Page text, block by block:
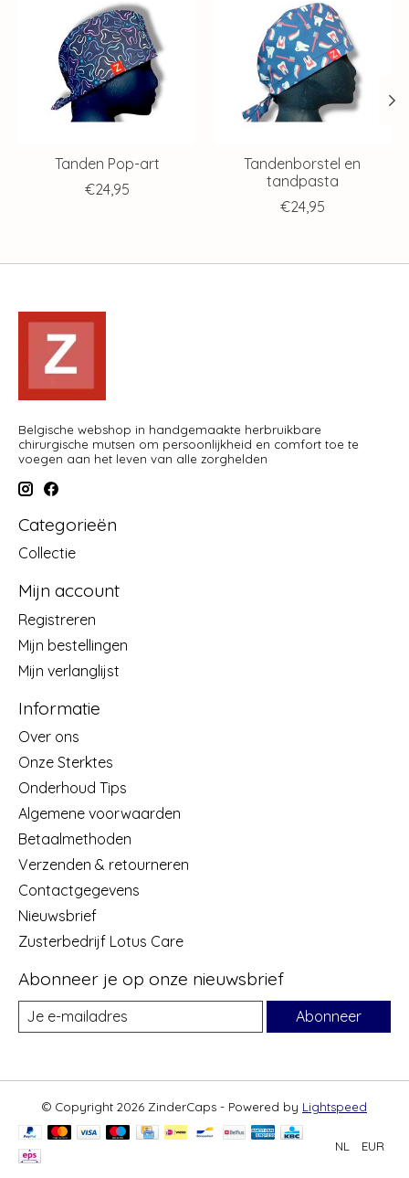
Tanden Pop-art
€24,95
Tandenborstel en
tandpasta
€24,95
Belgische webshop in handgemaakte herbruikbare
chirurgische mutsen om persoonlijkheid en comfort toe te
voegen aan het leven van alle zorghelden
Categorieën
Collectie
Mijn account
Registreren
Mijn bestellingen
Mijn verlanglijst
Informatie
Over ons
Onze Sterktes
Onderhoud Tips
Algemene voorwaarden
Betaalmethoden
Verzenden & retourneren
Contactgegevens
Nieuwsbrief
Zusterbedrijf Lotus Care
Abonneer je op onze nieuwsbrief
Abonneer
© Copyright 2026 ZinderCaps - Powered by Lightspeed
NL EUR